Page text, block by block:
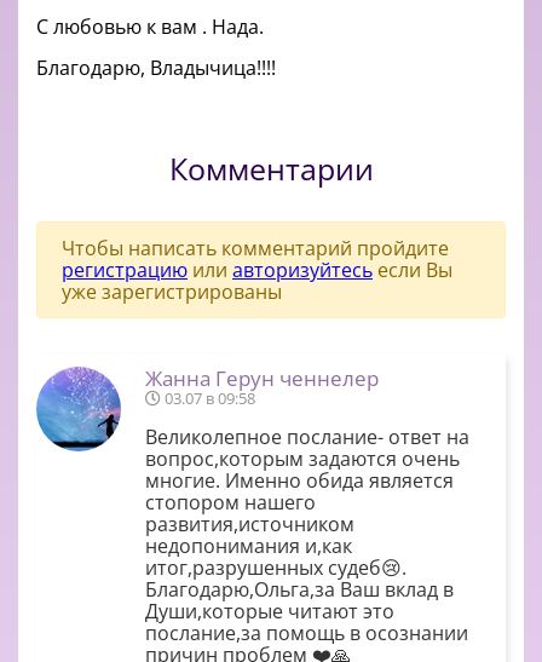
С любовью к вам . Нада.
Благодарю, Владычица!!!!
Комментарии
Чтобы написать комментарий пройдите
регистрацию или авторизуйтесь если Вы
уже зарегистрированы
Жанна Герун ченнелер
03.07 в 09:58
Великолепное послание- ответ на
вопрос,которым задаются очень
многие. Именно обида является
стопором нашего
развития,источником
недопонимания и,как
итог,разрушенных судеб😢.
Благодарю,Ольга,за Ваш вклад в
Души,которые читают это
послание,за помощь в осознании
причин проблем ❤️🙏